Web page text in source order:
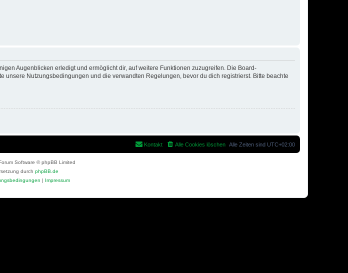
Augenblicken erledigt und ermöglicht dir, auf weitere Funktionen zuzugreifen. Die Board-
Nutzungsbedingungen und die verwandten Regelungen, bevor du dich registrierst. Bitte beachte
Alle Zeiten sind UTC+02:00
Alle Cookies löschen
Kontakt
Software © phpBB Limited
durch phpBB.de
| Impressum